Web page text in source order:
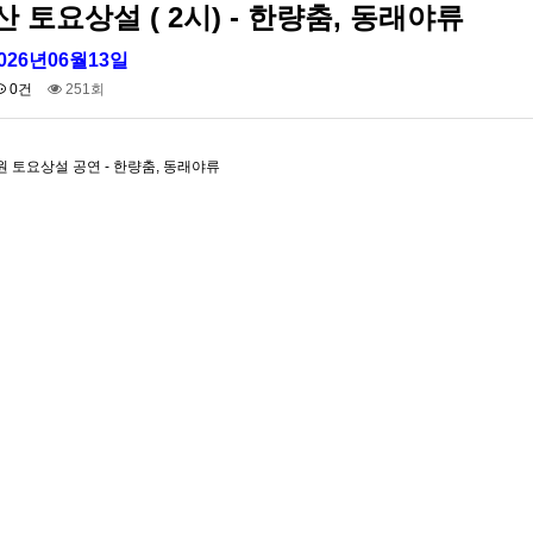
토요상설 ( 2시) - 한량춤, 동래야류
년06월13일
0건 251회
토요상설 공연 - 한량춤, 동래야류